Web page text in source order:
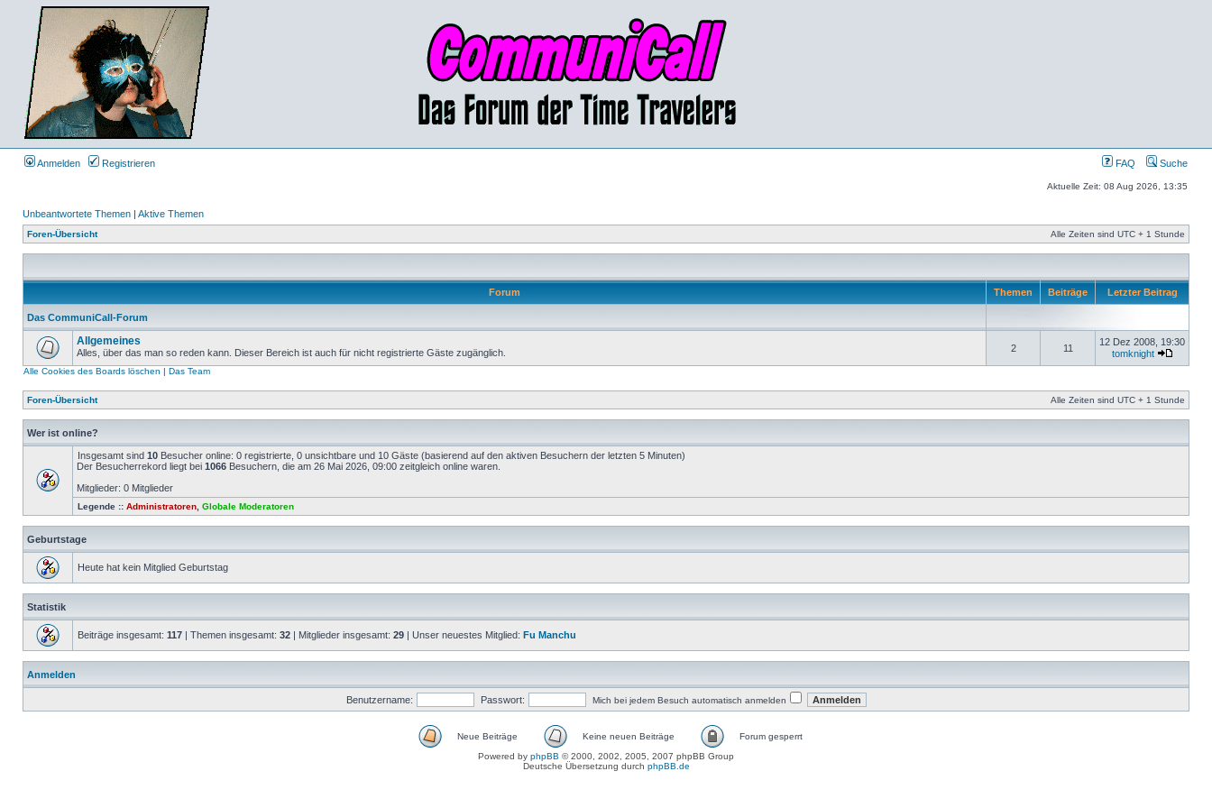
Anmelden Registrieren FAQ Suche
Aktuelle Zeit: 08 Aug 2026, 13:35
Unbeantwortete Themen | Aktive Themen
Foren-Übersicht Alle Zeiten sind UTC + 1 Stunde
Forum Themen Beiträge Letzter Beitrag
Das CommuniCall-Forum
Allgemeines
Alles, über das man so reden kann. Dieser Bereich ist auch für nicht registrierte Gäste zugänglich. 2 11
12 Dez 2008, 19:30
tomknight
Alle Cookies des Boards löschen | Das Team
Foren-Übersicht Alle Zeiten sind UTC + 1 Stunde
Wer ist online?
Insgesamt sind 10 Besucher online: 0 registrierte, 0 unsichtbare und 10 Gäste (basierend auf den aktiven Besuchern der letzten 5 Minuten)
Der Besucherrekord liegt bei 1066 Besuchern, die am 26 Mai 2026, 09:00 zeitgleich online waren.
Mitglieder: 0 Mitglieder
Legende :: Administratoren Globale Moderatoren
Geburtstage
Heute hat kein Mitglied Geburtstag
Statistik
Beiträge insgesamt: 117 | Themen insgesamt: 32 | Mitglieder insgesamt: 29 | Unser neuestes Mitglied: Fu Manchu
Anmelden
Benutzername: Passwort: Mich bei jedem Besuch automatisch anmelden
Neue Beiträge Keine neuen Beiträge
Forum gesperrt
Powered by phpBB © 2000, 2002, 2005, 2007 phpBB Group
Deutsche Übersetzung durch phpBB.de